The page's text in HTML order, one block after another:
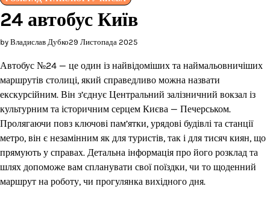
24 автобус Київ
by Владислав Дубко29 Листопада 2025
Автобус №24 — це один із найвідоміших та наймальовничіших
маршрутів столиці, який справедливо можна назвати
екскурсійним. Він з’єднує Центральний залізничний вокзал із
культурним та історичним серцем Києва — Печерськом.
Пролягаючи повз ключові пам’ятки, урядові будівлі та станції
метро, він є незамінним як для туристів, так і для тисяч киян, що
прямують у справах. Детальна інформація про його розклад та
шлях допоможе вам спланувати свої поїздки, чи то щоденний
маршрут на роботу, чи прогулянка вихідного дня.